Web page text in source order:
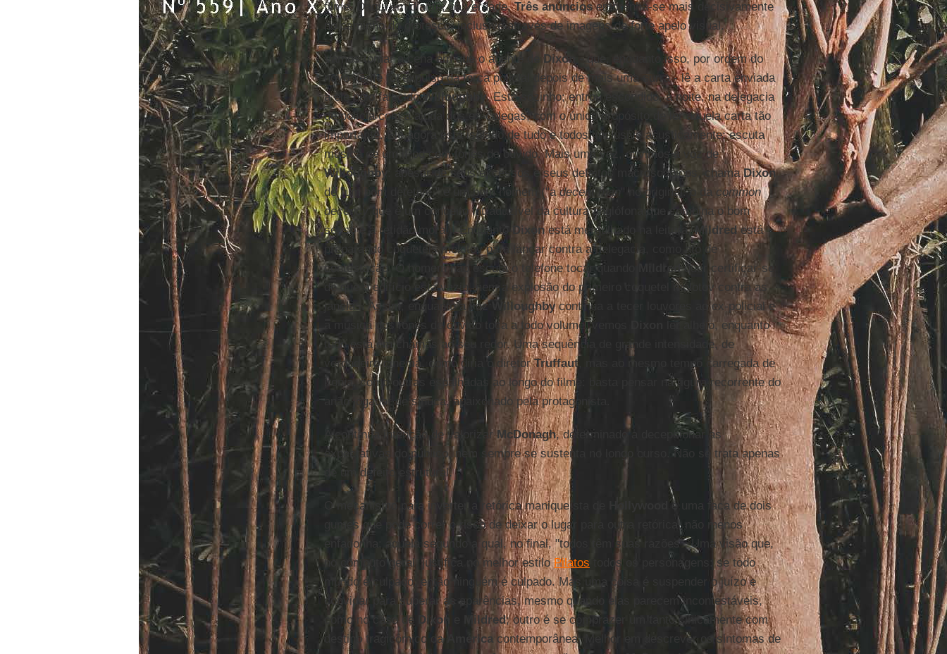
filme. Daqui em diante, na verdade,Três anúnciosembrenha-se mais decisivamente
no caminho do grotesco, inclusive através de imagens de forte apelo visual.
Vamos tomar a cena em que o agente de Dixon
- que, enquanto isso, por ordem do
novo xerife foi expulso da força policial depois de mais uma surra - lê a carta enviada
a ele pelo falecidoWilloughby. Está sozinho; entrou escondido, à noite, na delegacia
de polícia com a ajuda dos ex-colegas, com o único propósito de ler aquela carta tão
importante. Ele agora está isolado de tudo e todos, inclusive acusticamente: escuta
música de um iPod com fones de ouvido. Mais uma vez, ouvimos a voz de
Willoughby
: apesar de seus excessos e seus defeitos macroscópicos, chamaDixon
de "um bom detetive," e um bom homem ("adecent man " no original: o da common
decency
que é um conceito intraduzível da cultura anglófona que combina o bom
senso e a retidão moral). Enquanto
Dixonestá mergulhado na leitura,Mildredestá
preparando coquetéis molotov para lançar contra a delegacia, como ato de
contestação. O homem não escuta o telefone tocar quando
Mildredquer certificar-se
de que o edifício está vazio, nem a explosão do primeiro coquetel molotov contra as
janelas. Assim, enquanto a voz
Willoughbycontinua a tecer louvores ao ex-policial e
a música dos fones de ouvido toca a todo volume, vemos
ler alheio, enquanto
tudo está em chamas ao seu redor. Uma sequência de grande intensidade, de
verdadeiro cinema, como diria o diretorTruffaut , mas ao mesmo tempo carregada de
ironia, como outras espalhadas ao longo do filme: basta pensar na figura recorrente do
anão jogador de sinuca, apaixonado pela protagonista.
A contínua intenção de valorizar McDonagh, determinado a decepcionar as
expectativas do público, nem sempre se sustenta no longo curso. Não se trata apenas
de um defeito estrutural.
O mecanismo para inverter a retórica maniqueísta de
é uma faca de dois
gumes que pode correr o risco de deixar o lugar para outra retórica, não menos
enfadonha: aquela segundo a qual, no final, "todos têm suas razões”. Uma visão que,
no cômputo geral, justifica no melhor estiloPilatos todos os personagens: se todo
mundo é culpado, então ninguém é culpado. Mas uma coisa é suspender o juízo e
convidar para superar as aparências, mesmo quando elas parecem incontestáveis,
como no caso de Dixon Mildred; outro é se comprazer um tanto cinicamente com
destino tragicômico da
Américacontemporânea. Melhor em descrever os sintomas de